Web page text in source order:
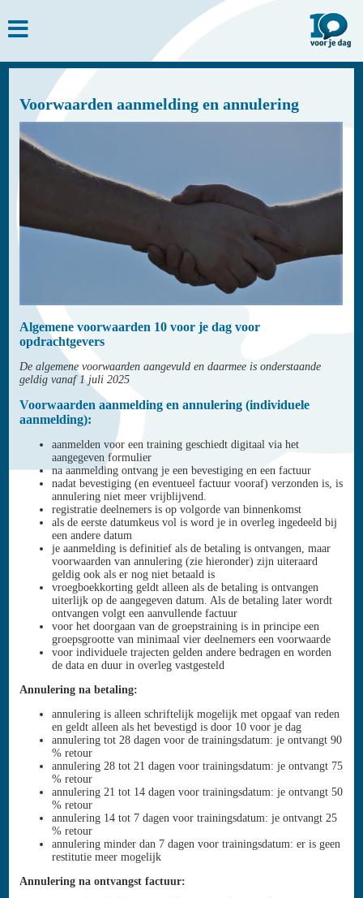
Voorwaarden aanmelding en annulering
Algemene voorwaarden 10 voor je dag voor
opdrachtgevers
De algemene voorwaarden aangevuld en daarmee is onderstaande
geldig vanaf 1 juli 2025
Voorwaarden aanmelding en annulering (individuele
aanmelding):
aanmelden voor een training geschiedt digitaal via het
aangegeven formulier
na aanmelding ontvang je een bevestiging en een factuur
nadat bevestiging (en eventueel factuur vooraf) verzonden is, is
annulering niet meer vrijblijvend.
registratie deelnemers is op volgorde van binnenkomst
als de eerste datumkeus vol is word je in overleg ingedeeld bij
een andere datum
je aanmelding is definitief als de betaling is ontvangen, maar
voorwaarden van annulering (zie hieronder) zijn uiteraard
geldig ook als er nog niet betaald is
vroegboekkorting geldt alleen als de betaling is ontvangen
uiterlijk op de aangegeven datum. Als de betaling later wordt
ontvangen volgt een aanvullende factuur
voor het doorgaan van de groepstraining is in principe een
groepsgrootte van minimaal vier deelnemers een voorwaarde
voor individuele trajecten gelden andere bedragen en worden
de data en duur in overleg vastgesteld
Annulering na betaling:
annulering is alleen schriftelijk mogelijk met opgaaf van reden
en geldt alleen als het bevestigd is door 10 voor je dag
annulering tot 28 dagen voor de trainingsdatum: je ontvangt 90
% retour
annulering 28 tot 21 dagen voor trainingsdatum: je ontvangt 75
% retour
annulering 21 tot 14 dagen voor trainingsdatum: je ontvangt 50
% retour
annulering 14 tot 7 dagen voor trainingsdatum: je ontvangt 25
% retour
annulering minder dan 7 dagen voor trainingsdatum: er is geen
restitutie meer mogelijk
Annulering na ontvangst factuur: